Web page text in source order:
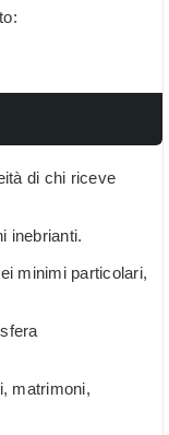
di chi riceve
inebrianti.
minimi particolari,
matrimoni,